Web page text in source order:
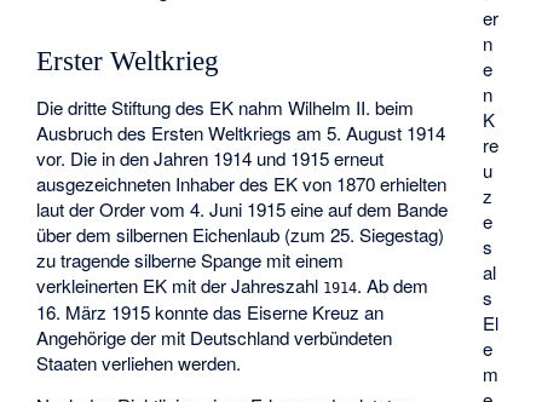
er
n
e
n
K
re
u
z
e
s
al
s
El
e
m
Erster Weltkrieg
Die dritte Stiftung des EK nahm Wilhelm II. beim
Ausbruch des Ersten Weltkriegs am 5. August 1914
vor. Die in den Jahren 1914 und 1915 erneut
ausgezeichneten Inhaber des EK von 1870 erhielten
laut der Order vom 4. Juni 1915 eine auf dem Bande
über dem silbernen Eichenlaub (zum 25. Siegestag)
zu tragende silberne Spange mit einem
verkleinerten EK mit der Jahreszahl 1914. Ab dem
16. März 1915 konnte das Eiserne Kreuz an
Angehörige der mit Deutschland verbündeten
Staaten verliehen werden.